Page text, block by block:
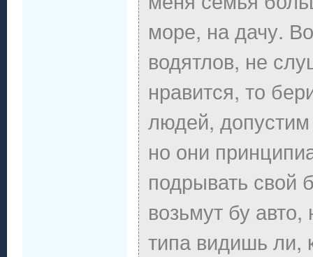
море, на дачу.
водятлов, не
нравится, то
людей, допустим
но они
подрывать свой
возьмут бу
типа видишь ли,